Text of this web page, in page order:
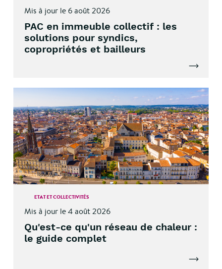
Mis à jour le 6 août 2026
PAC en immeuble collectif : les
solutions pour syndics,
copropriétés et bailleurs
Lire
ETAT ET COLLECTIVITÉS
Mis à jour le 4 août 2026
Qu'est-ce qu'un réseau de chaleur :
le guide complet
Lire